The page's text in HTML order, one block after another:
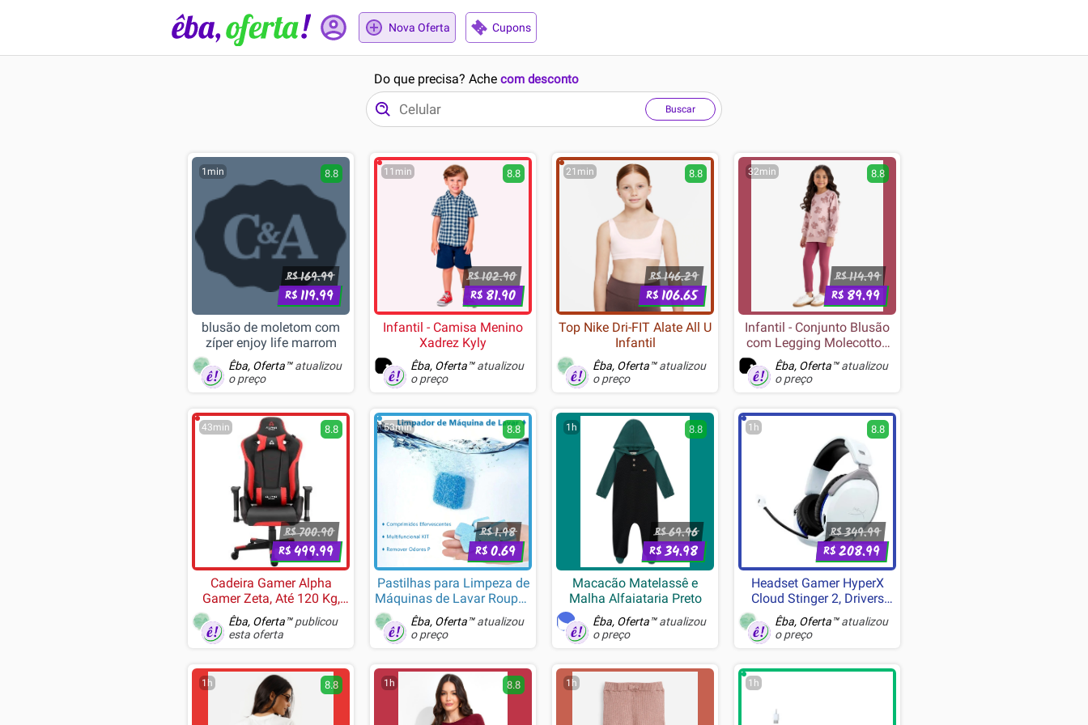
Nova Oferta Cupons
Do que precisa? Ache com desconto
Buscar
1min 8.8
R$169.99
R$119.99
blusão de moletom com
zíper enjoy life marrom
Êba, Oferta™atualizou
o preço
11min 8.8
R$102.90
R$ 81.90
Infantil - Camisa Menino
Xadrez Kyly
Êba, Oferta™atualizou
o preço
21min 8.8
R$146.29
R$106.65
Top Nike Dri-FIT Alate All U
Infantil
Êba, Oferta™atualizou
o preço
32min 8.8
R$114.99
R$ 89.99
Infantil - Conjunto Blusão
com Legging Molecotton
Rovi Rosa
Êba, Oferta™atualizou
o preço
43min 8.8
R$700.90
R$499.99
Cadeira Gamer Alpha
Gamer Zeta, Até 120 Kg,
Preto e Vermelho - AGZETA-
BK-R
Êba, Oferta™publicou
esta oferta
53min 8.8
R$1.98
R$0.69
Pastilhas para Limpeza de
Máquinas de Lavar Roupas
Efervescentes
Multifuncional Máquinas
de Lavar
Êba, Oferta™atualizou
o preço
1h 8.8
R$69.96
R$34.98
Macacão Matelassê e
Malha Alfaiataria Preto
Êba, Oferta™atualizou
o preço
1h 8.8
R$349.99
R$208.99
Headset Gamer HyperX
Cloud Stinger 2, Drivers
50mm, Branco, Playstation
- 75X29AA
Êba, Oferta™atualizou
o preço
1h 8.8 1h 8.8 1h 1h